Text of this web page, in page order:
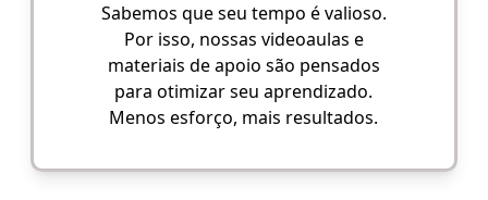
Sabemos que seu tempo é valioso.
Por isso, nossas videoaulas e
materiais de apoio são pensados
para otimizar seu aprendizado.
Menos esforço, mais resultados.